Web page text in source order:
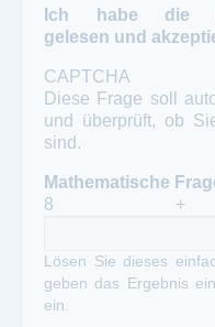
Ich habe die
gelesen und
CAPTCHA
Diese Frage soll
und überprüft, ob
sind.
Mathematische
8
Lösen Sie dieses
geben das Ergebnis
ein.